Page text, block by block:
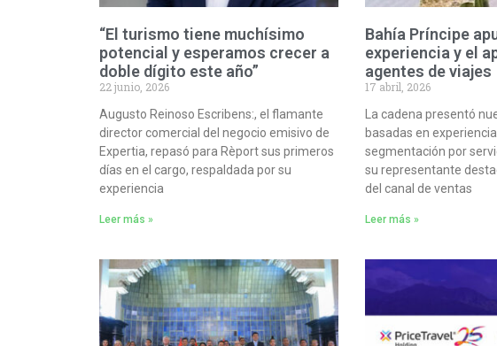
“El turismo tiene muchísimo
potencial y esperamos crecer a
doble dígito este año”
22 junio, 2026
Augusto Reinoso Escribens:, el flamante
director comercial del negocio emisivo de
Expertia, repasó para Rèport sus primeros
días en el cargo, respaldada por su
experiencia
Leer más »
Bahía Príncipe
experiencia y el
agentes de viajes
17 abril, 2026
La cadena presentó
basadas en
segmentación por
su representante
del canal de ventas
Leer más »